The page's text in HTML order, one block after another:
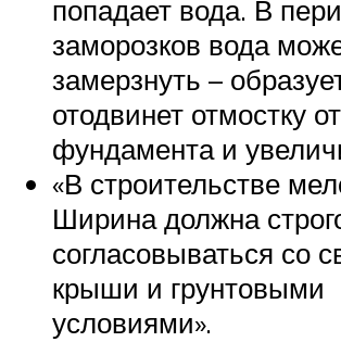
попадает вода. В
заморозков вода
замерзнуть –
отодвинет отмостку от
фундамента и
«В строительстве
Ширина должна
согласовываться со
крыши и грунтовыми
условиями».